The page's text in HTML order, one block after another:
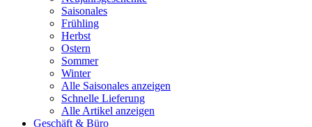
Saisonales
Frühling
Herbst
Ostern
Sommer
Winter
Alle Saisonales anzeigen
Schnelle Lieferung
Alle Artikel anzeigen
Geschäft & Büro